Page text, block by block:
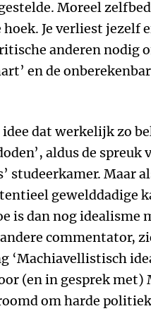
Moreel
hoek. Je verliest jezelf
anderen nodig
en de
idee dat werkelijk zo
aldus de
studeerkamer. Maar
gewelddadige
is dan nog idealisme
commentator,
‘Machiavellistisch
(en in gesprek met)
om harde